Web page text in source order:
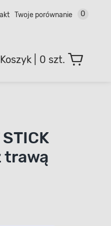
Twoje porównanie 0
0 szt.
trawą